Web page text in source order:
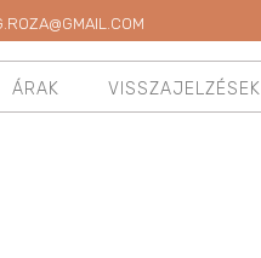
ÁRAK VISSZAJELZÉSEK